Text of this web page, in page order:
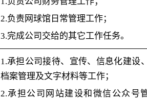
2.负责网球馆日常管理工作；
3.完成公司交给的其它工作任务。
1.承担公司接待、宣传、信息化建设
档案管理及文字材料等工作；
2.承担公司网站建设和微信公众号